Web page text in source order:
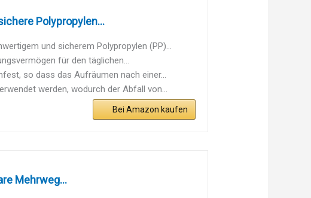
Polypropylen...
und sicherem Polypropylen (PP)...
für den täglichen...
so dass das Aufräumen nach einer...
werden, wodurch der Abfall von...
Bei Amazon kaufen
Mehrweg...